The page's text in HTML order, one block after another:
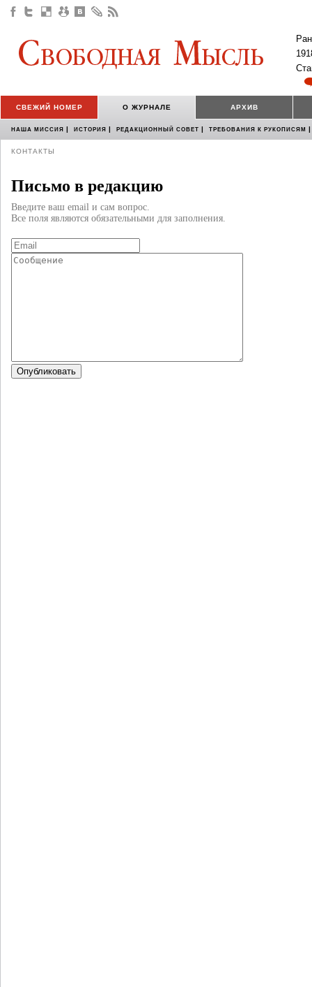
СВЕЖИЙ НОМЕР О ЖУРНАЛЕ АРХИВ
НАША МИССИЯ | ИСТОРИЯ | РЕДАКЦИОННЫЙ СОВЕТ | ТРЕБОВАНИЯ К РУКОПИСЯМ |
КОНТАКТЫ
Письмо в редакцию
Введите ваш email и сам вопрос.
Все поля являются обязательными для заполнения.